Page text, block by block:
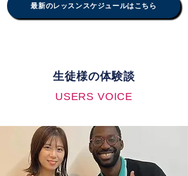
最新のレッスンスケジュールはこちら
生徒様の体験談
USERS VOICE